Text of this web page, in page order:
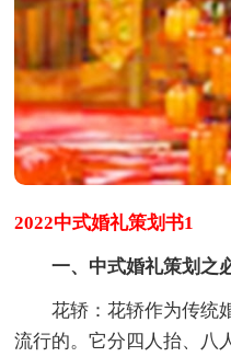
2022中式婚礼策划书1
一、中式婚礼策划之
花轿：花轿作为传统
流行的。它分四人抬、八